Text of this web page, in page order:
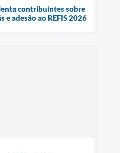
contribuintes sobre
e adesão ao REFIS 2026